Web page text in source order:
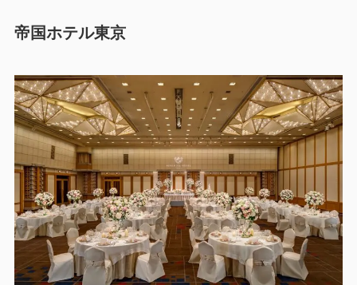
帝国ホテル東京